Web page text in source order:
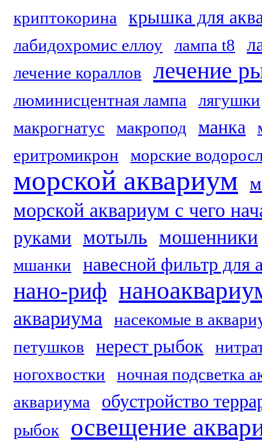
криптокорина
крышка для
лабидохромис еллоу лампа t8
лечение кораллов лечение
люминисцентная лампа
лягушки
макрогнатус
макропод манка
еритромикрон
морские
морской аквариум
морской аквариум с чего
руками мотыль мошенники
мшанки навесной фильтр для
нано-риф
аквариума
насекомые в
петушков
нерест рыбок
ногохвостки
ночная подсветка
аквариума
обустройство
рыбок освещение